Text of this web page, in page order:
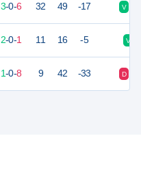
3-0-6 32 49 -17 V
2-0-1 11 16 -5 V
1-0-8 9 42 -33 D